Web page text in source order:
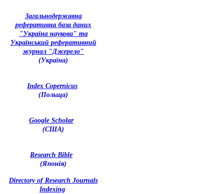
Загальнодержавна
реферативна база даних
"Україна наукова" та
Український реферативний
журнал "Джерело"
(Україна)
Index Copernicus
(Польща)
Google Scholar
(США)
Research Bible
(Японія)
Directory of Research Journals
Indexing